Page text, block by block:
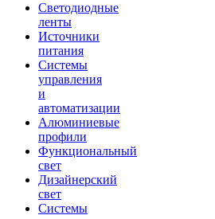
Светодиодные
ленты
Источники
питания
Системы
управления
и
автоматизации
Алюминиевые
профили
Функциональный
свет
Дизайнерский
свет
Системы